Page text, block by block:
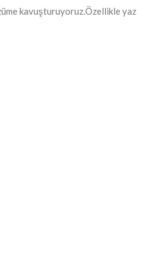
kavuşturuyoruz.Özellikle yaz